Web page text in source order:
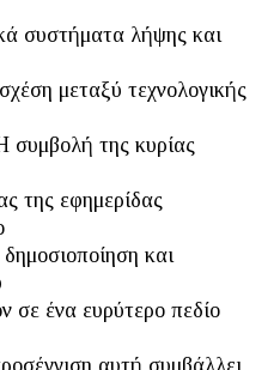
συστήματα λήψης και
μεταξύ τεχνολογικής
συμβολή της κυρίας
της εφημερίδας
και
σε ένα ευρύτερο πεδίο
αυτή συμβάλλει